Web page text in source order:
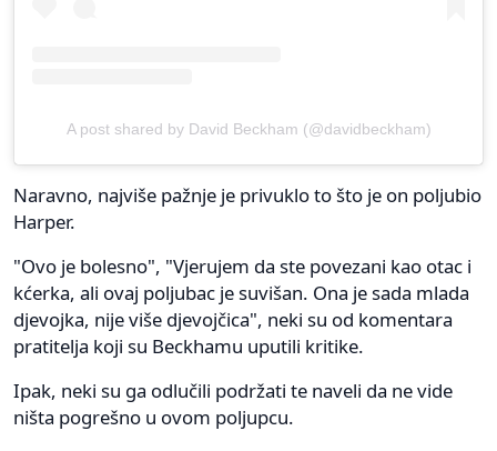
A post shared by David Beckham (@davidbeckham)
Naravno, najviše pažnje je privuklo to što je on poljubio
Harper.
"Ovo je bolesno", "Vjerujem da ste povezani kao otac i
kćerka, ali ovaj poljubac je suvišan. Ona je sada mlada
djevojka, nije više djevojčica", neki su od komentara
pratitelja koji su Beckhamu uputili kritike.
Ipak, neki su ga odlučili podržati te naveli da ne vide
ništa pogrešno u ovom poljupcu.